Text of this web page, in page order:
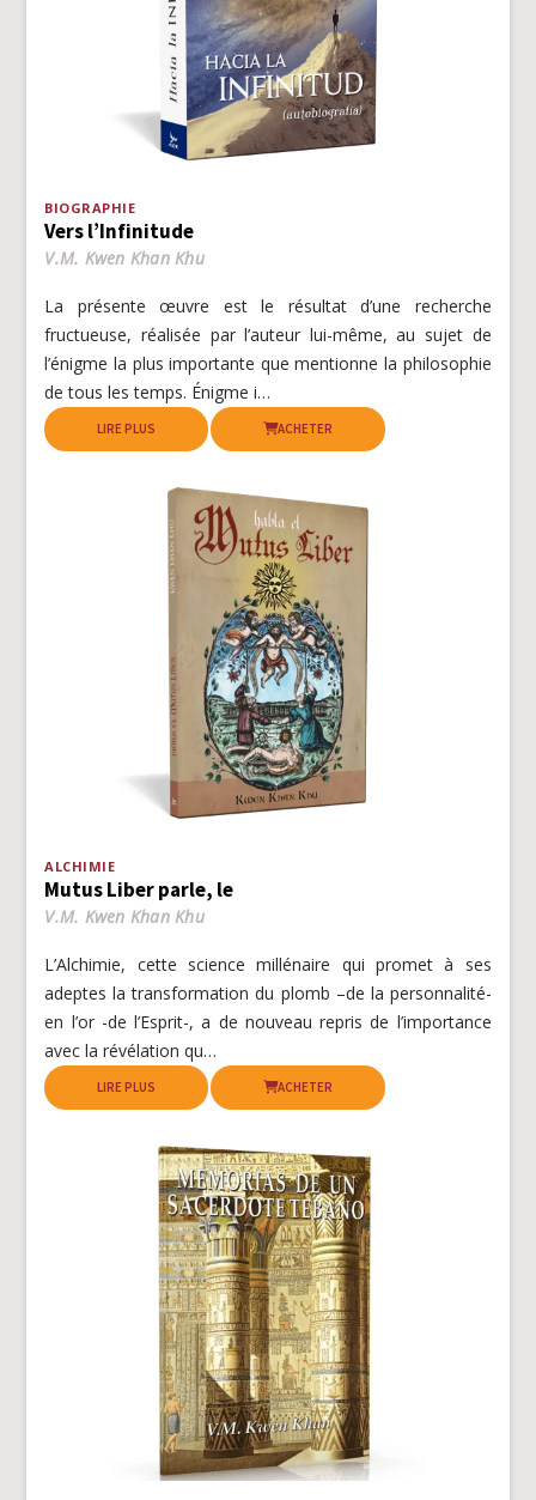
BIOGRAPHIE
Vers l’Infinitude
V.M. Kwen Khan Khu
La présente œuvre est le résultat d’une recherche
fructueuse, réalisée par l’auteur lui-même, au sujet de
l’énigme la plus importante que mentionne la philosophie
de tous les temps. Énigme i…
LIRE PLUS ACHETER
ALCHIMIE
Mutus Liber parle, le
V.M. Kwen Khan Khu
L’Alchimie, cette science millénaire qui promet à ses
adeptes la transformation du plomb –de la personnalité-
en l’or -de l’Esprit-, a de nouveau repris de l’importance
avec la révélation qu…
LIRE PLUS ACHETER